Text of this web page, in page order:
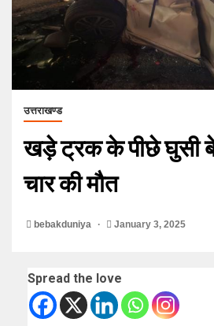
उत्तराखण्ड
खड़े ट्रक के पीछे घुसी
चार की मौत
bebakduniya January 3, 2025
Spread the love